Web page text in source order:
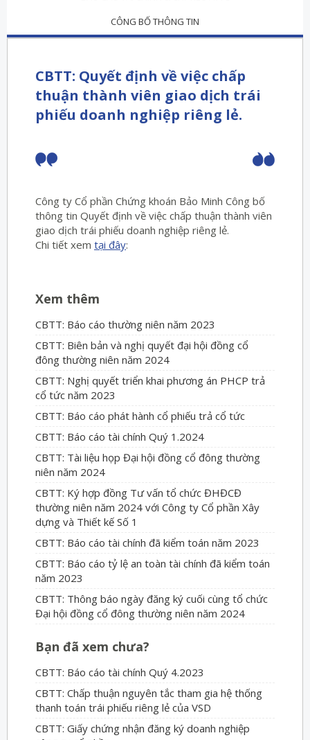
CÔNG BỐ THÔNG TIN
CBTT: Quyết định về việc chấp
thuận thành viên giao dịch trái
phiếu doanh nghiệp riêng lẻ.
Công ty Cổ phần Chứng khoán Bảo Minh Công bố
thông tin Quyết định về việc chấp thuận thành viên
giao dịch trái phiếu doanh nghiệp riêng lẻ.
Chi tiết xem tại đây:
Xem thêm
CBTT: Báo cáo thường niên năm 2023
CBTT: Biên bản và nghị quyết đại hội đồng cổ
đông thường niên năm 2024
CBTT: Nghị quyết triển khai phương án PHCP trả
cổ tức năm 2023
CBTT: Báo cáo phát hành cổ phiếu trả cổ tức
CBTT: Báo cáo tài chính Quý 1.2024
CBTT: Tài liệu họp Đại hội đồng cổ đông thường
niên năm 2024
CBTT: Ký hợp đồng Tư vấn tổ chức ĐHĐCĐ
thường niên năm 2024 với Công ty Cổ phần Xây
dựng và Thiết kế Số 1
CBTT: Báo cáo tài chính đã kiểm toán năm 2023
CBTT: Báo cáo tỷ lệ an toàn tài chính đã kiểm toán
năm 2023
CBTT: Thông báo ngày đăng ký cuối cùng tổ chức
Đại hội đồng cổ đông thường niên năm 2024
Bạn đã xem chưa?
CBTT: Báo cáo tài chính Quý 4.2023
CBTT: Chấp thuận nguyên tắc tham gia hệ thống
thanh toán trái phiếu riêng lẻ của VSD
CBTT: Giấy chứng nhận đăng ký doanh nghiệp